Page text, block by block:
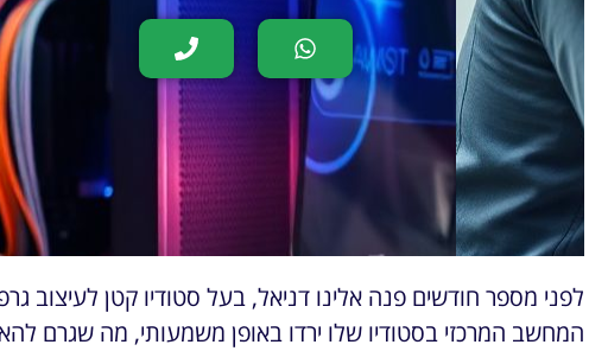
לפני מספר חודשים פנה אלינו דניאל, בעל סטודיו קטן לעיצוב
המחשב המרכזי בסטודיו שלו ירדו באופן משמעותי, מה שגרם